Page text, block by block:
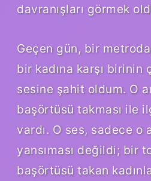
davranışları görmek
Geçen gün, bir
bir kadına karşı birinin
sesine şahit oldum. O
başörtüsü takması ile
vardı. O ses, sadece o
yansıması değildi; bir
başörtüsü takan